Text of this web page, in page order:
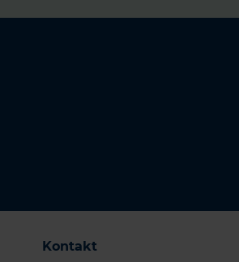
Kontakt